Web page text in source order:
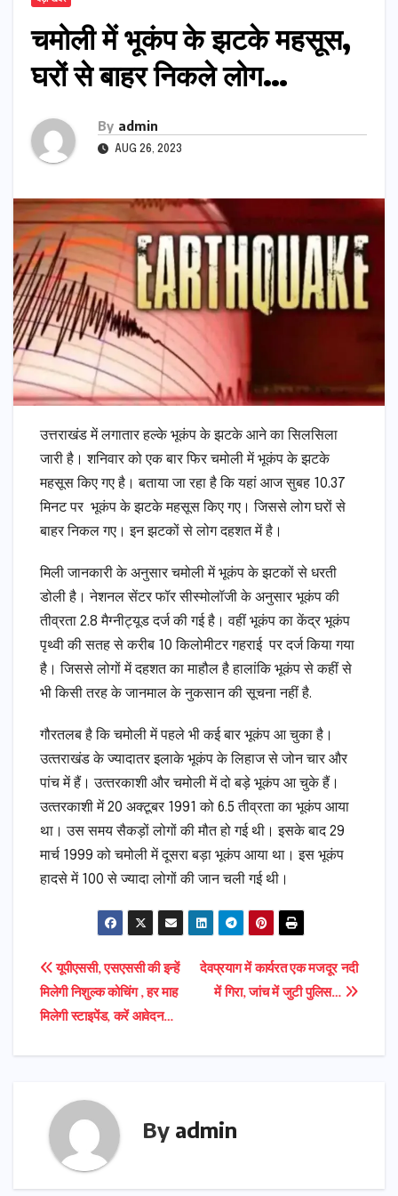
चमोली में भूकंप के झटके महसूस,
घरों से बाहर निकले लोग…
By admin
AUG 26, 2023
उत्तराखंड में लगातार हल्के भूकंप के झटके आने का सिलसिला
जारी है। शनिवार को एक बार फिर चमोली में भूकंप के झटके
महसूस किए गए है। बताया जा रहा है कि यहां आज सुबह 10.37
मिनट पर भूकंप के झटके महसूस किए गए। जिससे लोग घरों से
बाहर निकल गए। इन झटकों से लोग दहशत में है।
मिली जानकारी के अनुसार चमोली में भूकंप के झटकों से धरती
डोली है। नेशनल सेंटर फॉर सीस्मोलॉजी के अनुसार भूकंप की
तीव्रता 2.8 मैग्नीट्यूड दर्ज की गई है। वहीं भूकंप का केंद्र भूकंप
पृथ्वी की सतह से करीब 10 किलोमीटर गहराई पर दर्ज किया गया
है। जिससे लोगों में दहशत का माहौल है हालांकि भूकंप से कहीं से
भी किसी तरह के जानमाल के नुकसान की सूचना नहीं है.
गौरतलब है कि चमोली में पहले भी कई बार भूकंप आ चुका है।
उत्‍तराखंड के ज्‍यादातर इलाके भूकंप के लिहाज से जोन चार और
पांच में हैं। उत्‍तरकाशी और चमोली में दो बड़े भूकंप आ चुके हैं।
उत्‍तरकाशी में 20 अक्‍टूबर 1991 को 6.5 तीव्रता का भूकंप आया
था। उस समय सैकड़ों लोगों की मौत हो गई थी। इसके बाद 29
मार्च 1999 को चमोली में दूसरा बड़ा भूकंप आया था। इस भूकंप
हादसे में 100 से ज्‍यादा लोगों की जान चली गई थी।
Post
navigation
देवप्रयाग में कार्यरत एक मजदूर नदी
में गिरा, जांच में जुटी पुलिस…
यूपीएससी, एसएससी की इन्हें
मिलेगी निशुल्क कोचिंग , हर माह
मिलेगी स्टाइपेंड, करें आवेदन…
By admin